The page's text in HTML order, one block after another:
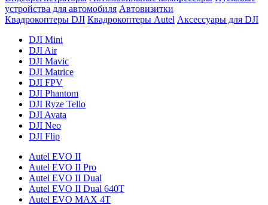
устройства для автомобиля Автовизитки
Квадрокоптеры DJI Квадрокоптеры Autel Аксессуары для DJI
DJI Mini
DJI Air
DJI Mavic
DJI Matrice
DJI FPV
DJI Phantom
DJI Ryze Tello
DJI Avata
DJI Neo
DJI Flip
Autel EVO II
Autel EVO II Pro
Autel EVO II Dual
Autel EVO II Dual 640T
Autel EVO MAX 4T